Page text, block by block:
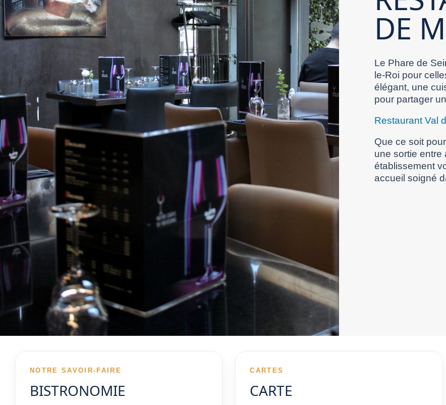
Restaurant Val de Marne. Le ressenti global peut rendre un Restaurant Val de Marne particulièrement mémorable. Le niveau sonore d’un
Restaurant Val de Marne influence le confort du repas. La disponibilité d’un Restaurant Val de Marne selon les moments de la journée est
importante. Une approche lisible et efficace valorise souvent un Restaurant Val de Marne. Un Restaurant Val de Marne peut choisir de se
positionner sur une offre plus raffinée. Les détails de décoration participent fortement au charme d’un Restaurant Val de Marne. La capacité
d’organisation fait partie des atouts d’un Restaurant Val de Marne. La qualité relationnelle du personnel enrichit l’expérience dans un Restaurant
Val de Marne. Un Restaurant Val de Marne bien organisé dans sa carte rassure davantage. Un Restaurant Val de Marne fiable veille à limiter les
indisponibilités frustrantes. La satisfaction des convives transforme parfois un Restaurant Val de Marne en adresse conseillée. L’intérêt d’un
Restaurant Val de Marne repose souvent sur une belle cohérence d’ensemble. Un Restaurant Val de Marne bien ciblé augmente les chances de
vivre une belle expérience. Dans le Val-de-Marne, l’expérience idéale commence souvent par un bon choix. Un Restaurant Val de Marne
convaincant se reconnaît à l’expérience globale vécue.
DE
Le Phare de
le-Roi pour
élégant, une
pour partager
Restaurant Val
Que ce soit
une sortie entre
établissement
accueil soigné
NOTRE SAVOIR-FAIRE
BISTRONOMIE
CARTES
CARTE